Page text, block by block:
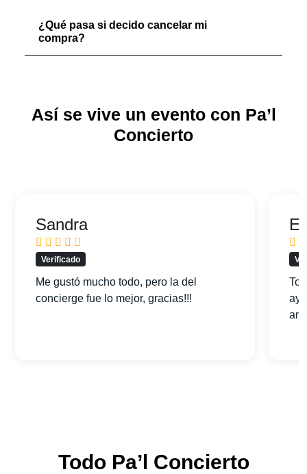
¿Qué pasa si decido cancelar mi
compra?
Así se vive un evento con Pa’l
Concierto
Sandra
Verificado
Me gustó mucho todo, pero la del
concierge fue lo mejor, gracias!!!
Todo Pa’l Concierto